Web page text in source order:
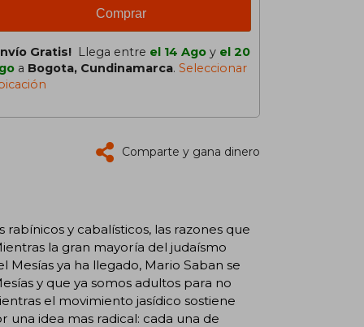
Comprar
Gratis! Llega entre el 14 Ago y el 20
a Bogota, Cundinamarca. Seleccionar
Comparte y gana dinero
y cabalísticos, las razones que
la gran mayoría del judaísmo
ya ha llegado, Mario Saban se
y que ya somos adultos para no
el movimiento jasídico sostiene
una idea mas radical: cada una de